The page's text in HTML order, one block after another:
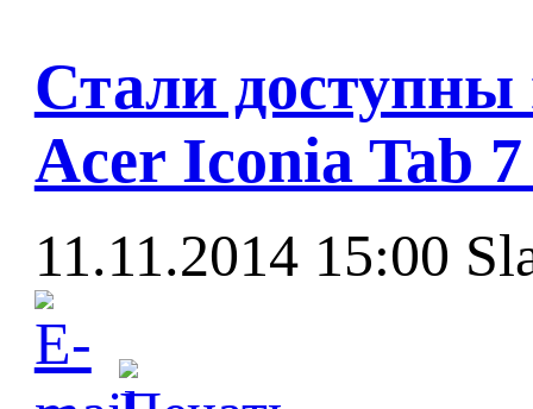
Стали
Acer Iconia Tab
11.11.2014 15:00